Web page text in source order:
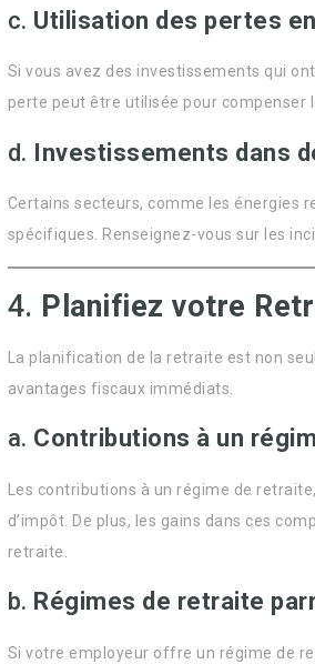
c. Utilisation des pertes
Si vous avez des investissements qui
perte peut être utilisée pour compenser
d. Investissements dans
Certains secteurs, comme les énergies
spécifiques. Renseignez-vous sur les
4. Planifiez votre
La planification de la retraite est non
avantages fiscaux immédiats.
a. Contributions à un
Les contributions à un régime de
d’impôt. De plus, les gains dans ces
retraite.
b. Régimes de retraite
Si votre employeur offre un régime de